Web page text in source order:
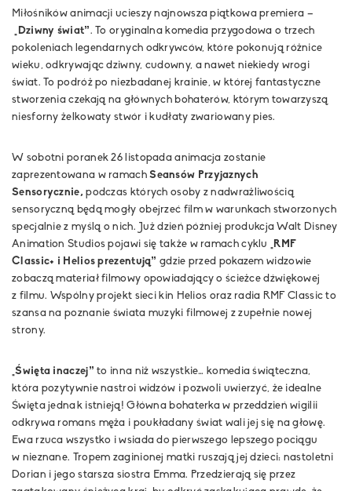
Miłośników animacji ucieszy najnowsza piątkowa premiera –
„Dziwny świat”. To oryginalna komedia przygodowa o trzech
pokoleniach legendarnych odkrywców, które pokonują różnice
wieku, odkrywając dziwny, cudowny, a nawet niekiedy wrogi
świat. To podróż po niezbadanej krainie, w której fantastyczne
stworzenia czekają na głównych bohaterów, którym towarzyszą
niesforny żelkowaty stwór i kudłaty zwariowany pies.
W sobotni poranek 26 listopada animacja zostanie
zaprezentowana w ramachSeansów Przyjaznych
Sensorycznie, podczas których osoby z nadwrażliwością
sensoryczną będą mogły obejrzeć film w warunkach stworzonych
specjalnie z myślą o nich. Już dzień później produkcja Walt Disney
Animation Studios pojawi się także w ramach cyklu
„RMF
Classic+ i Helios prezentują” gdzie przed pokazem widzowie
zobaczą materiał filmowy opowiadający o ścieżce dźwiękowej
z filmu. Wspólny projekt sieci kin Helios oraz radia RMF Classic to
szansa na poznanie świata muzyki filmowej z zupełnie nowej
strony.
„Święta inaczej” to inna niż wszystkie… komedia świąteczna,
która pozytywnie nastroi widzów i pozwoli uwierzyć, że idealne
Święta jednak istnieją! Główna bohaterka w przeddzień wigilii
odkrywa romans męża i poukładany świat wali jej się na głowę.
Ewa rzuca wszystko i wsiada do pierwszego lepszego pociągu
w nieznane. Tropem zaginionej matki ruszają jej dzieci: nastoletni
Dorian i jego starsza siostra Emma. Przedzierają się przez